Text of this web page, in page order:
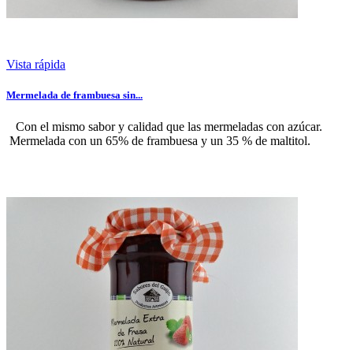
Vista rápida
Mermelada de frambuesa sin...
Con el mismo sabor y calidad que las mermeladas con azúcar.
Mermelada con un 65% de frambuesa y un 35 % de maltitol.